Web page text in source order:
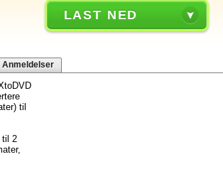
LAST NED
Anmeldelser
til
til 2